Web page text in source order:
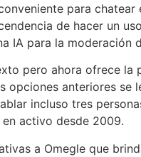
para
de hacer un
IA para la
pero ahora ofrece
anteriores
incluso tres
activo desde 2009.
a Omegle que